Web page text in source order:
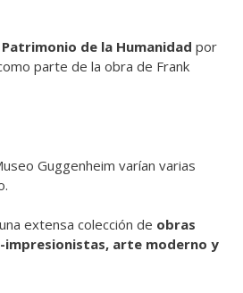
de la Humanidad por
parte de la obra de Frank
Guggenheim varían varias
extensa colección de obras
arte moderno y